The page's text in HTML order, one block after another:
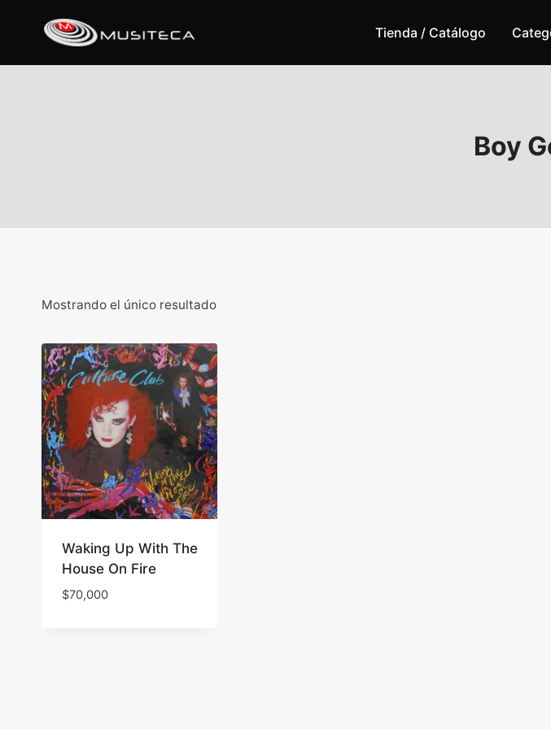
Tienda / Catálogo
Boy
Mostrando el único resultado
Waking Up With The
House On Fire
$70,000